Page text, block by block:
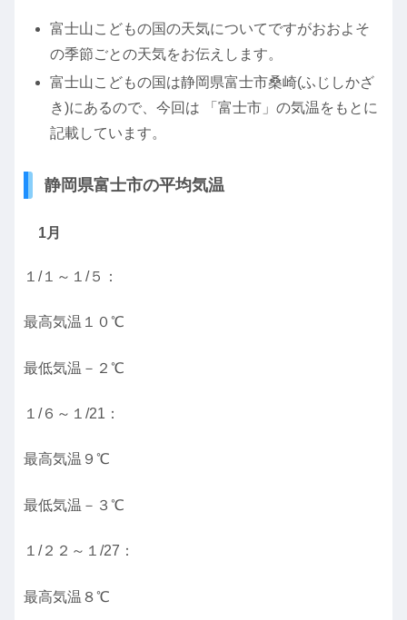
富士山こどもの国の天気についてですがおおよそ
の季節ごとの天気をお伝えします。
富士山こどもの国は静岡県富士市桑崎(ふじしかざ
き)にあるので、今回は 「富士市」の気温をもとに
記載しています。
静岡県富士市の平均気温
1月
１/１～１/５：
最高気温１０℃
最低気温－２℃
１/６～１/21：
最高気温９℃
最低気温－３℃
１/２２～１/27：
最高気温８℃